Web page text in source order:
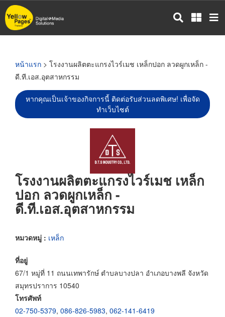
ข้าม
ไป
หน้าแรก > โรงงานผลิตตะแกรงไวร์เมช เหล็กปอก ลวดผูกเหล็ก -
ดี.ที.เอส.อุตสาหกรรม
หากคุณเป็นเจ้าของกิจการนี้ ติดต่อรับส่วนลดพิเศษ! เพื่อจัด
ทำเว็บไซต์
โรงงานผลิตตะแกรงไวร์เมช เหล็ก
ปอก ลวดผูกเหล็ก -
ดี.ที.เอส.อุตสาหกรรม
หมวดหมู่ : เหล็ก
ที่อยู่
67/1 หมู่ที่ 11 ถนนเทพารักษ์ ตำบลบางปลา อำเภอบางพลี จังหวัด
สมุทรปราการ 10540
โทรศัพท์
02-750-5379, 086-826-5983, 062-141-6419